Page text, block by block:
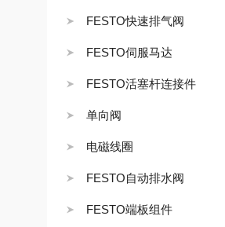
FESTO快速排气阀
FESTO伺服马达
FESTO活塞杆连接件
单向阀
电磁线圈
FESTO自动排水阀
FESTO端板组件